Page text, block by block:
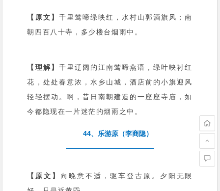
【原文】 千里莺啼绿映红，水村山郭酒旗风；南
朝四百八十寺，多少楼台烟雨中。
【理解】 千里辽阔的江南莺啼燕语，绿叶映衬红
花，处处春意浓，水乡山城，酒店前的小旗迎风
轻轻摆动。啊，昔日南朝建造的一座座寺庙，如
今都隐现在一片迷茫的烟雨之中。
44、乐游原（李商隐）
【原文】 向晚意不适，驱车登古原。夕阳无限